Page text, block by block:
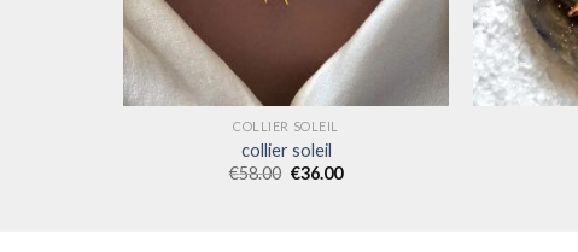
COLLIER SOLEIL
collier soleil
€58.00 €36.00